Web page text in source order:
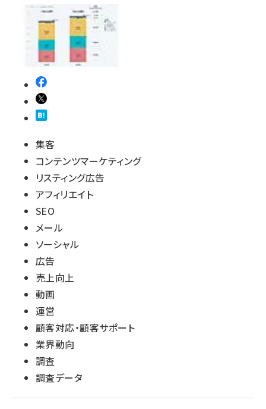
集客
コンテンツマーケティング
リスティング広告
アフィリエイト
SEO
メール
ソーシャル
広告
売上向上
動画
運営
顧客対応・顧客サポート
業界動向
調査
調査データ